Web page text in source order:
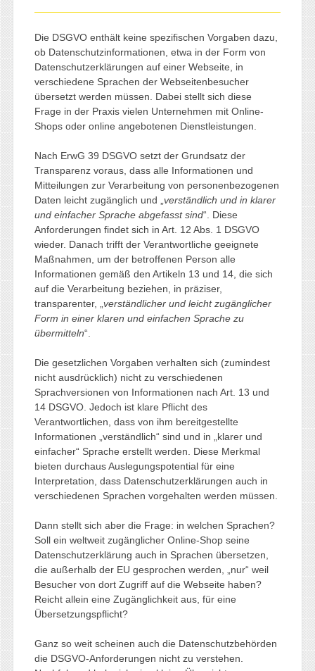
Die DSGVO enthält keine spezifischen Vorgaben dazu,
ob Datenschutzinformationen, etwa in der Form von
Datenschutzerklärungen auf einer Webseite, in
verschiedene Sprachen der Webseitenbesucher
übersetzt werden müssen. Dabei stellt sich diese
Frage in der Praxis vielen Unternehmen mit Online-
Shops oder online angebotenen Dienstleistungen.
Nach ErwG 39 DSGVO setzt der Grundsatz der
Transparenz voraus, dass alle Informationen und
Mitteilungen zur Verarbeitung von personenbezogenen
Daten leicht zugänglich und „ verständlich und in klarer
und einfacher Sprache abgefasst sind“. Diese
Anforderungen findet sich in Art. 12 Abs. 1 DSGVO
wieder. Danach trifft der Verantwortliche geeignete
Maßnahmen, um der betroffenen Person alle
Informationen gemäß den Artikeln 13 und 14, die sich
auf die Verarbeitung beziehen, in präziser,
transparenter, „ verständlicher und leicht zugänglicher
Form in einer klaren und einfachen Sprache zu
übermitteln“.
Die gesetzlichen Vorgaben verhalten sich (zumindest
nicht ausdrücklich) nicht zu verschiedenen
Sprachversionen von Informationen nach Art. 13 und
14 DSGVO. Jedoch ist klare Pflicht des
Verantwortlichen, dass von ihm bereitgestellte
Informationen „verständlich“ sind und in „klarer und
einfacher“ Sprache erstellt werden. Diese Merkmal
bieten durchaus Auslegungspotential für eine
Interpretation, dass Datenschutzerklärungen auch in
verschiedenen Sprachen vorgehalten werden müssen.
Dann stellt sich aber die Frage: in welchen Sprachen?
Soll ein weltweit zugänglicher Online-Shop seine
Datenschutzerklärung auch in Sprachen übersetzen,
die außerhalb der EU gesprochen werden, „nur“ weil
Besucher von dort Zugriff auf die Webseite haben?
Reicht allein eine Zugänglichkeit aus, für eine
Übersetzungspflicht?
Ganz so weit scheinen auch die Datenschutzbehörden
die DSGVO-Anforderungen nicht zu verstehen.